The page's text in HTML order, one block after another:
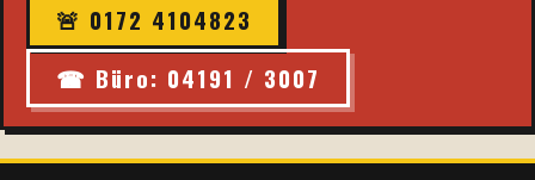
🚨 0172 4104823
☎ Büro: 04191 / 3007